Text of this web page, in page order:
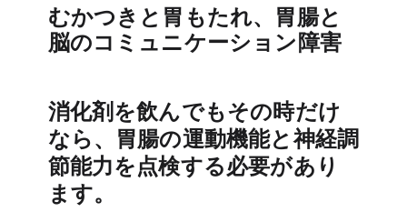
むかつきと胃もたれ、胃腸と
脳のコミュニケーション障害
消化剤を飲んでもその時だけ
なら、胃腸の運動機能と神経調
節能力を点検する必要があり
ます。